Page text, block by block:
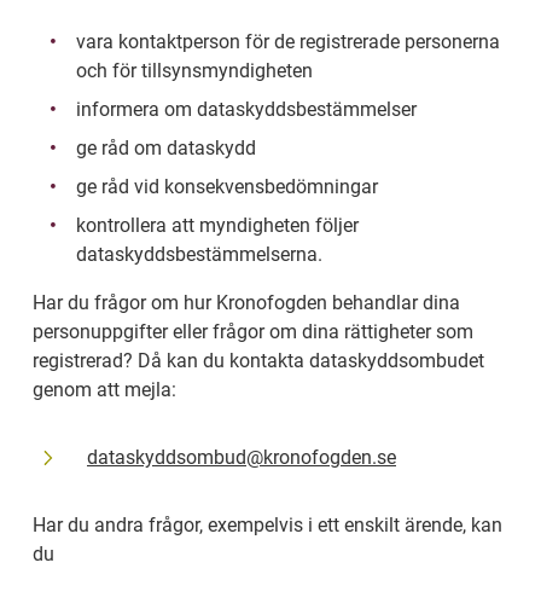
vara kontaktperson för de registrerade personerna
och för tillsynsmyndigheten
informera om dataskyddsbestämmelser
ge råd om dataskydd
ge råd vid konsekvensbedömningar
kontrollera att myndigheten följer
dataskyddsbestämmelserna.
Har du frågor om hur Kronofogden behandlar dina
personuppgifter eller frågor om dina rättigheter som
registrerad? Då kan du kontakta dataskyddsombudet
genom att mejla:
dataskyddsombud@kronofogden.se
Har du andra frågor, exempelvis i ett enskilt ärende, kan
du